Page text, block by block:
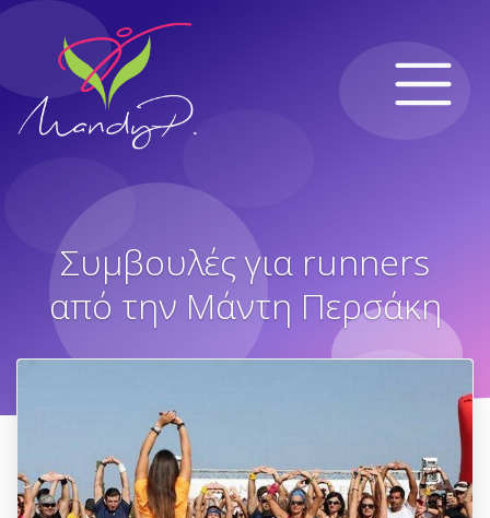
Συμβουλές για runners
από την Μάντη Περσάκη